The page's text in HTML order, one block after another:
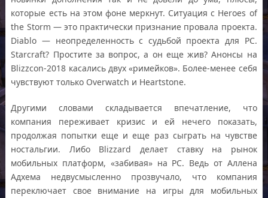
которые есть на этом фоне меркнут. Ситуация с Heroes of
the Storm — это практически признание провала проекта.
Diablo — неопределенность с судьбой проекта для PC.
Starcraft? Простите за вопрос, а он еще жив? Анонсы на
Blizzcon-2018 касались двух «римейков». Более-менее себя
чувствуют только Overwatch и Heartstone.
Другими словами складывается впечатление, что
компания переживает кризис и ей нечего показать,
продолжая попытки еще и еще раз сыграть на чувстве
ностальгии. Либо Blizzard делает ставку на рынок
мобильных платформ, «забивая» на PC. Ведь от Аллена
Адхема недвусмысленно прозвучало, что компания
переключает свое внимание на игры для мобильных